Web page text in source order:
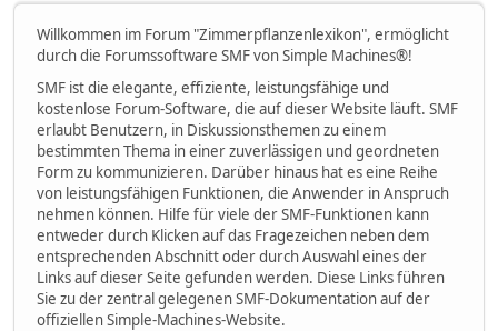
Willkommen im Forum "Zimmerpflanzenlexikon", ermöglicht
durch die Forumssoftware SMF von Simple Machines®!
SMF ist die elegante, effiziente, leistungsfähige und
kostenlose Forum-Software, die auf dieser Website läuft. SMF
erlaubt Benutzern, in Diskussionsthemen zu einem
bestimmten Thema in einer zuverlässigen und geordneten
Form zu kommunizieren. Darüber hinaus hat es eine Reihe
von leistungsfähigen Funktionen, die Anwender in Anspruch
nehmen können. Hilfe für viele der SMF-Funktionen kann
entweder durch Klicken auf das Fragezeichen neben dem
entsprechenden Abschnitt oder durch Auswahl eines der
Links auf dieser Seite gefunden werden. Diese Links führen
Sie zu der zentral gelegenen SMF-Dokumentation auf der
offiziellen Simple-Machines-Website.